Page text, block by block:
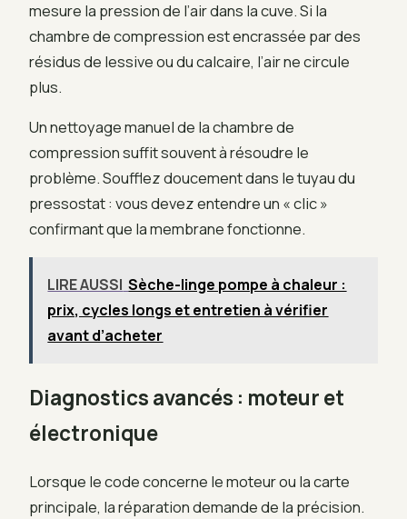
mesure la pression de l’air dans la cuve. Si la
chambre de compression est encrassée par des
résidus de lessive ou du calcaire, l’air ne circule
plus.
Un nettoyage manuel de la chambre de
compression suffit souvent à résoudre le
problème. Soufflez doucement dans le tuyau du
pressostat : vous devez entendre un « clic »
confirmant que la membrane fonctionne.
LIRE AUSSI Sèche-linge pompe à chaleur :
prix, cycles longs et entretien à vérifier
avant d’acheter
Diagnostics avancés : moteur et
électronique
Lorsque le code concerne le moteur ou la carte
principale, la réparation demande de la précision.